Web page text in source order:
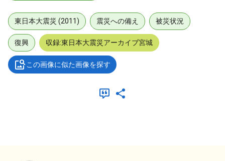
東日本大震災 (2011) 震災への備え 被災状況
復興 収録:東日本大震災アーカイブ宮城
この画像に似た画像を探す